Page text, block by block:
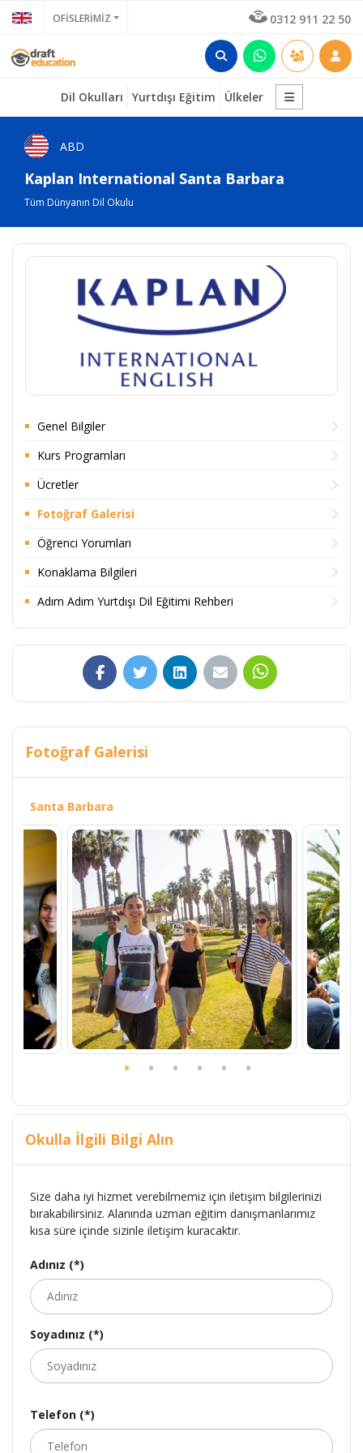
OFİSLERİMİZ 0312 911 22 50
Dil Okulları Yurtdışı Eğitim Ülkeler
ABD
Kaplan International Santa Barbara
Tüm Dünyanın Dil Okulu
Genel Bilgiler
Kurs Programları
Ücretler
Fotoğraf Galerisi
Öğrenci Yorumları
Konaklama Bilgileri
Adım Adım Yurtdışı Dil Eğitimi Rehberi
Fotoğraf Galerisi
Santa Barbara
Okulla İlgili Bilgi Alın
Size daha iyi hizmet verebilmemiz için iletişim bilgilerinizi
bırakabilirsiniz. Alanında uzman eğitim danışmanlarımız
kısa süre içinde sizinle iletişim kuracaktır.
Adınız (*)
Soyadınız (*)
Telefon (*)